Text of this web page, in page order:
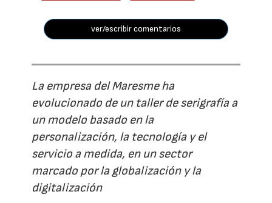
ver/escribir comentarios
La empresa del Maresme ha
evolucionado de un taller de serigrafía a
un modelo basado en la
personalización, la tecnología y el
servicio a medida, en un sector
marcado por la globalización y la
digitalización